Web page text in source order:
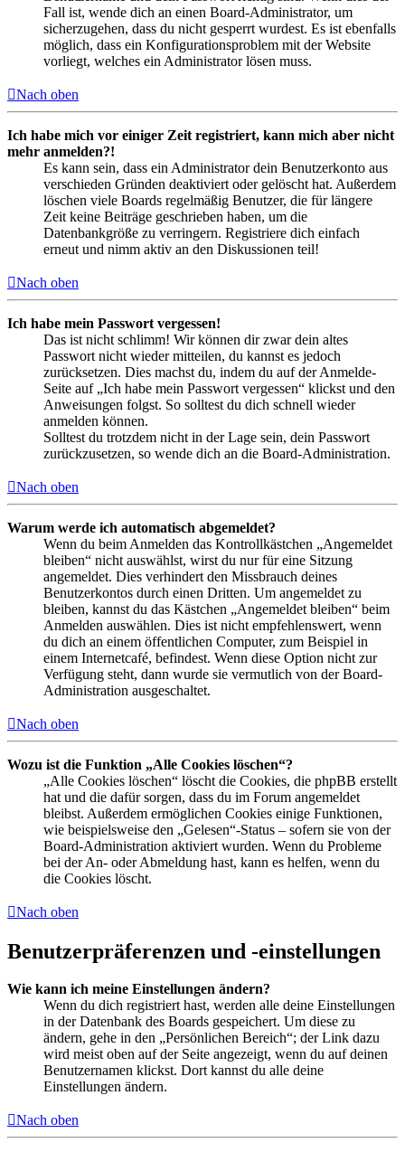
Fall ist, wende dich an einen Board-Administrator, um
sicherzugehen, dass du nicht gesperrt wurdest. Es ist ebenfalls
möglich, dass ein Konfigurationsproblem mit der Website
vorliegt, welches ein Administrator lösen muss.
Nach oben
Ich habe mich vor einiger Zeit registriert, kann mich aber nicht
mehr anmelden?!
Es kann sein, dass ein Administrator dein Benutzerkonto aus
verschieden Gründen deaktiviert oder gelöscht hat. Außerdem
löschen viele Boards regelmäßig Benutzer, die für längere
Zeit keine Beiträge geschrieben haben, um die
Datenbankgröße zu verringern. Registriere dich einfach
erneut und nimm aktiv an den Diskussionen teil!
Nach oben
Ich habe mein Passwort vergessen!
Das ist nicht schlimm! Wir können dir zwar dein altes
Passwort nicht wieder mitteilen, du kannst es jedoch
zurücksetzen. Dies machst du, indem du auf der Anmelde-
Seite auf „Ich habe mein Passwort vergessen“ klickst und den
Anweisungen folgst. So solltest du dich schnell wieder
anmelden können.
Solltest du trotzdem nicht in der Lage sein, dein Passwort
zurückzusetzen, so wende dich an die Board-Administration.
Nach oben
Warum werde ich automatisch abgemeldet?
Wenn du beim Anmelden das Kontrollkästchen „Angemeldet
bleiben“ nicht auswählst, wirst du nur für eine Sitzung
angemeldet. Dies verhindert den Missbrauch deines
Benutzerkontos durch einen Dritten. Um angemeldet zu
bleiben, kannst du das Kästchen „Angemeldet bleiben“ beim
Anmelden auswählen. Dies ist nicht empfehlenswert, wenn
du dich an einem öffentlichen Computer, zum Beispiel in
einem Internetcafé, befindest. Wenn diese Option nicht zur
Verfügung steht, dann wurde sie vermutlich von der Board-
Administration ausgeschaltet.
Nach oben
Wozu ist die Funktion „Alle Cookies löschen“?
„Alle Cookies löschen“ löscht die Cookies, die phpBB erstellt
hat und die dafür sorgen, dass du im Forum angemeldet
bleibst. Außerdem ermöglichen Cookies einige Funktionen,
wie beispielsweise den „Gelesen“-Status – sofern sie von der
Board-Administration aktiviert wurden. Wenn du Probleme
bei der An- oder Abmeldung hast, kann es helfen, wenn du
die Cookies löscht.
Nach oben
Benutzerpräferenzen und -einstellungen
Wie kann ich meine Einstellungen ändern?
Wenn du dich registriert hast, werden alle deine Einstellungen
in der Datenbank des Boards gespeichert. Um diese zu
ändern, gehe in den „Persönlichen Bereich“; der Link dazu
wird meist oben auf der Seite angezeigt, wenn du auf deinen
Benutzernamen klickst. Dort kannst du alle deine
Einstellungen ändern.
Nach oben